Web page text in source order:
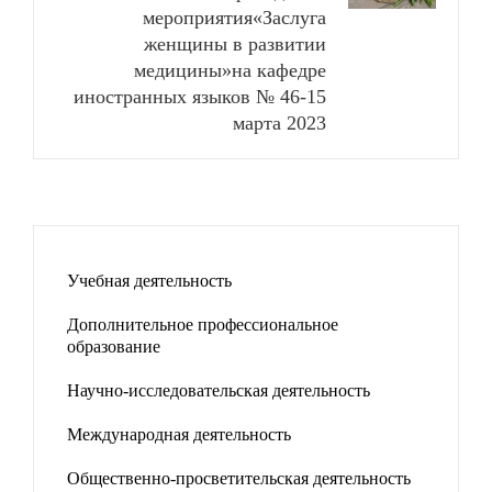
мероприятия«Заслуга
женщины в развитии
медицины»на кафедре
иностранных языков № 46-15
марта 2023
Учебная деятельность
Дополнительное профессиональное
образование
Научно-исследовательская деятельность
Международная деятельность
Общественно-просветительская деятельность